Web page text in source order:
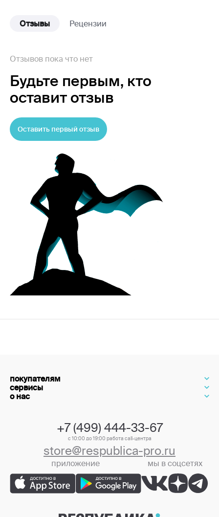
Отзывы Рецензии
Отзывов пока что нет
Будьте первым, кто
оставит отзыв
Оставить первый отзыв
покупателям
сервисы
о нас
+7 (499) 444-33-67
с 10:00 до 19:00 работа call-центра
store@respublica-pro.ru
приложение мы в соцсетях